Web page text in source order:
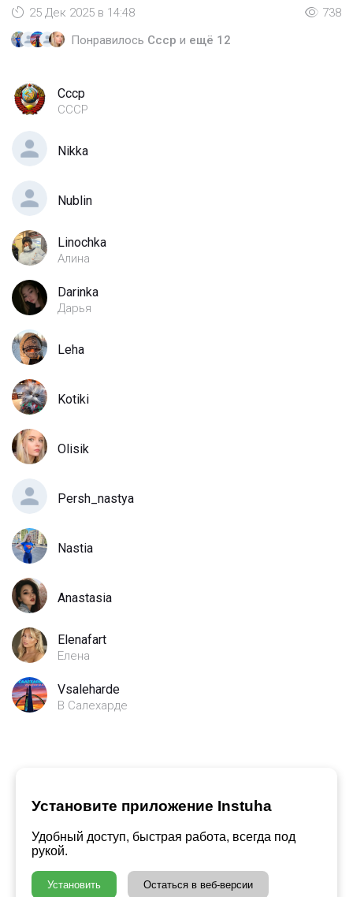
Установите приложение Instuha
Удобный доступ, быстрая работа, всегда под
рукой.
Установить Остаться в веб-версии
25 Дек 2025 в 14:48
738
Понравилось Cccp и ещё 12
Cccp
СССР
Nikka
Nublin
Linochka
Алина
Darinka
Дарья
Leha
Kotiki
Olisik
Persh_nastya
Nastia
Anastasia
Elenafart
Елена
Vsaleharde
В Салехарде